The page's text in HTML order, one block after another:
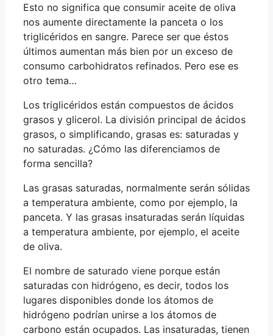
Esto no significa que consumir aceite de oliva
nos aumente directamente la panceta o los
triglicéridos en sangre. Parece ser que éstos
últimos aumentan más bien por un exceso de
consumo carbohidratos refinados. Pero ese es
otro tema…
Los triglicéridos están compuestos de ácidos
grasos y glicerol. La división principal de ácidos
grasos, o simplificando, grasas es: saturadas y
no saturadas. ¿Cómo las diferenciamos de
forma sencilla?
Las grasas saturadas, normalmente serán sólidas
a temperatura ambiente, como por ejemplo, la
panceta. Y las grasas insaturadas serán líquidas
a temperatura ambiente, por ejemplo, el aceite
de oliva.
El nombre de saturado viene porque están
saturadas con hidrógeno, es decir, todos los
lugares disponibles donde los átomos de
hidrógeno podrían unirse a los átomos de
carbono están ocupados. Las insaturadas, tienen